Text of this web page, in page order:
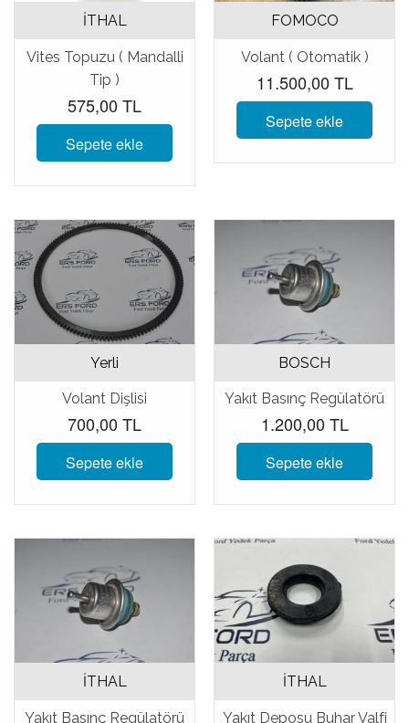
İTHAL
Vites Topuzu ( Mandalli
Tip )
575,00 TL
Sepete ekle
FOMOCO
Volant ( Otomatik )
11.500,00 TL
Sepete ekle
Yerli
Volant Dişlisi
700,00 TL
Sepete ekle
BOSCH
Yakıt Basınç Regülatörü
1.200,00 TL
Sepete ekle
İTHAL
Yakıt Basınç Regülatörü
İTHAL
Yakıt Deposu Buhar Valfi